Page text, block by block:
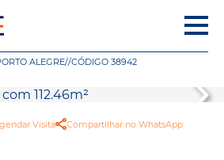
ALEGRE//CÓDIGO 38942
Visita Compartilhar no WhatsApp